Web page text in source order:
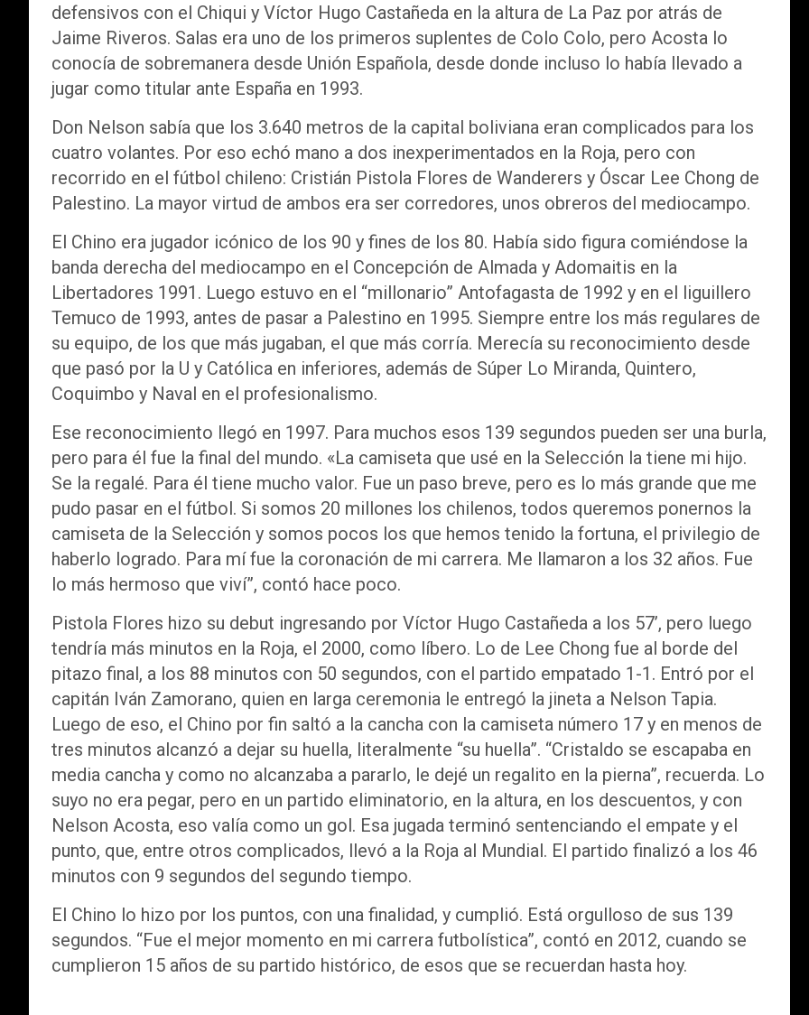
defensivos con el Chiqui y Víctor Hugo Castañeda en la altura de La Paz por atrás de
Jaime Riveros. Salas era uno de los primeros suplentes de Colo Colo, pero Acosta lo
conocía de sobremanera desde Unión Española, desde donde incluso lo había llevado a
jugar como titular ante España en 1993.
Don Nelson sabía que los 3.640 metros de la capital boliviana eran complicados para los
cuatro volantes. Por eso echó mano a dos inexperimentados en la Roja, pero con
recorrido en el fútbol chileno: Cristián Pistola Flores de Wanderers y Óscar Lee Chong de
Palestino. La mayor virtud de ambos era ser corredores, unos obreros del mediocampo.
El Chino era jugador icónico de los 90 y fines de los 80. Había sido figura comiéndose la
banda derecha del mediocampo en el Concepción de Almada y Adomaitis en la
Libertadores 1991. Luego estuvo en el “millonario” Antofagasta de 1992 y en el liguillero
Temuco de 1993, antes de pasar a Palestino en 1995. Siempre entre los más regulares de
su equipo, de los que más jugaban, el que más corría. Merecía su reconocimiento desde
que pasó por la U y Católica en inferiores, además de Súper Lo Miranda, Quintero,
Coquimbo y Naval en el profesionalismo.
Ese reconocimiento llegó en 1997. Para muchos esos 139 segundos pueden ser una burla,
pero para él fue la final del mundo. «La camiseta que usé en la Selección la tiene mi hijo.
Se la regalé. Para él tiene mucho valor. Fue un paso breve, pero es lo más grande que me
pudo pasar en el fútbol. Si somos 20 millones los chilenos, todos queremos ponernos la
camiseta de la Selección y somos pocos los que hemos tenido la fortuna, el privilegio de
haberlo logrado. Para mí fue la coronación de mi carrera. Me llamaron a los 32 años. Fue
lo más hermoso que viví”, contó hace poco.
Pistola Flores hizo su debut ingresando por Víctor Hugo Castañeda a los 57’, pero luego
tendría más minutos en la Roja, el 2000, como líbero. Lo de Lee Chong fue al borde del
pitazo final, a los 88 minutos con 50 segundos, con el partido empatado 1-1. Entró por el
capitán Iván Zamorano, quien en larga ceremonia le entregó la jineta a Nelson Tapia.
Luego de eso, el Chino por fin saltó a la cancha con la camiseta número 17 y en menos de
tres minutos alcanzó a dejar su huella, literalmente “su huella”. “Cristaldo se escapaba en
media cancha y como no alcanzaba a pararlo, le dejé un regalito en la pierna”, recuerda. Lo
suyo no era pegar, pero en un partido eliminatorio, en la altura, en los descuentos, y con
Nelson Acosta, eso valía como un gol. Esa jugada terminó sentenciando el empate y el
punto, que, entre otros complicados, llevó a la Roja al Mundial. El partido finalizó a los 46
minutos con 9 segundos del segundo tiempo.
El Chino lo hizo por los puntos, con una finalidad, y cumplió. Está orgulloso de sus 139
segundos. “Fue el mejor momento en mi carrera futbolística”, contó en 2012, cuando se
cumplieron 15 años de su partido histórico, de esos que se recuerdan hasta hoy.